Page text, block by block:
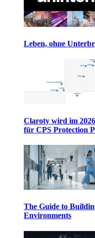
Leben, ohne
Claroty wird im
für CPS Protection
The Guide to
Environments